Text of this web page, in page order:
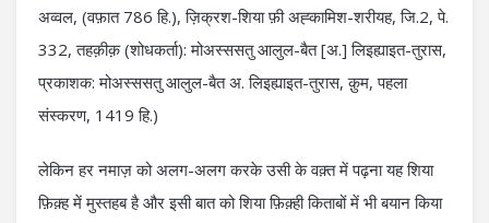
अव्वल, (वफ़ात 786 हि.), ज़िक्रश-शिया फ़ी अह्कामिश-शरीयह, जि.2, पे.
332, तहक़ीक़ (शोधकर्ता): मोअस्ससतु आलुल-बैत [अ.] लिइह्याइत-तुरास,
प्रकाशक: मोअस्ससतु आलुल-बैत अ. लिइह्याइत-तुरास, क़ुम, पहला
संस्करण, 1419 हि.)
लेकिन हर नमाज़ को अलग-अलग करके उसी के वक़्त में पढ़ना यह शिया
फ़िक़्ह में मुस्तहब है और इसी बात को शिया फ़िक़्ही किताबों में भी बयान किया